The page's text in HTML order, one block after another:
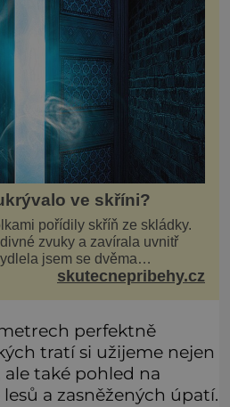
ve skříni?
pořídily skříň ze skládky.
zvuky a zavírala uvnitř
jsem se dvěma
zvelebovat si náš byt. Skoro
skutecnepribehy.cz
perfektně
tratí si užijeme nejen
také pohled na
a zasněžených úpatí.